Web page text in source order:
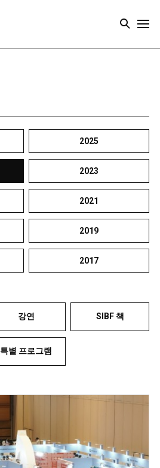
2025
2023
2021
2019
2017
강연 SIBF 책
특별 프로그램